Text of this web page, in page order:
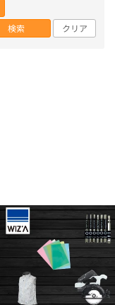
検索 クリア